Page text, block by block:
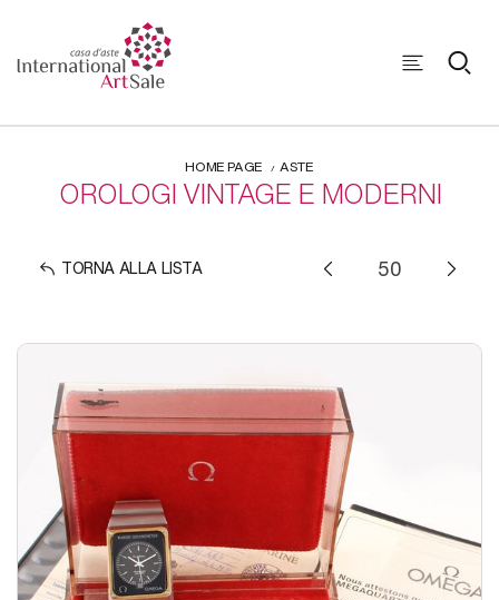
HOME PAGE ASTE
OROLOGI VINTAGE E MODERNI
TORNA ALLA LISTA